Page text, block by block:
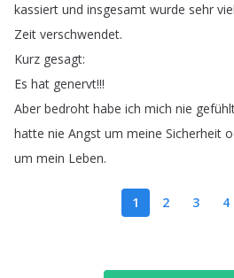
kassiert und insgesamt wurde sehr viel
Zeit verschwendet.
Kurz gesagt:
Es hat genervt!!!
Aber bedroht habe ich mich nie
hatte nie Angst um meine Sicherheit
um mein Leben.
1 2 3 4